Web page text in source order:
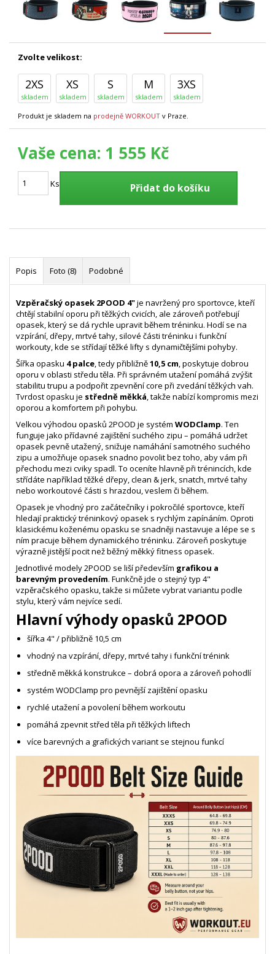
Zvolte velikost:
2XS
skladem
XS
skladem
S
skladem
M
skladem
3XS
skladem
Produkt je skladem na prodejně WORKOUT v Praze.
Vaše cena: 1 555 Kč
Ks Přidat do košíku
Popis Foto (8) Podobné
Vzpěračský opasek 2POOD 4"je navržený pro sportovce, kteří
chtějí stabilní oporu při těžkých cvicích, ale zároveň potřebují
opasek, který se dá rychle upravit během tréninku. Hodí se na
vzpírání, dřepy, mrtvé tahy, silové části tréninku i funkční
workouty, kde se střídají těžké lifty s dynamičtějšími pohyby.
Šířka opasku 4 palce, tedy přibližně10,5 cm, poskytuje dobrou
oporu v oblasti středu těla. Při správném utažení pomáhá zvýšit
stabilitu trupu a podpořit zpevnění core při zvedání těžkých vah.
Tvrdost opasku je středně měkká, takže nabízí kompromis mezi
oporou a komfortem při pohybu.
Velkou výhodou opasků 2POOD je systém WODClamp. Ten
funguje jako přídavné zajištění suchého zipu – pomáhá udržet
opasek pevně utažený, snižuje namáhání samotného suchého
zipu a umožňuje opasek snadno povolit bez toho, aby vám při
přechodu mezi cviky spadl. To oceníte hlavně při trénincích, kde
střídáte například těžké dřepy, clean & jerk, snatch, mrtvé tahy
nebo workoutové části s hrazdou, veslem či během.
Opasek je vhodný pro začátečníky i pokročilé sportovce, kteří
hledají praktický tréninkový opasek s rychlým zapínáním. Oproti
klasickému koženému opasku se snadněji nastavuje a lépe se s
ním pracuje během dynamického tréninku. Zároveň poskytuje
výrazně jistější pocit než běžný měkký fitness opasek.
Jednotlivé modely 2POOD se liší především grafikou a
barevným provedením. Funkčně jde o stejný typ 4"
vzpěračského opasku, takže si můžete vybrat variantu podle
stylu, který vám nejvíce sedí.
Hlavní výhody opasků 2POOD
šířka 4" / přibližně 10,5 cm
vhodný na vzpírání, dřepy, mrtvé tahy i funkční trénink
středně měkká konstrukce – dobrá opora a zároveň pohodlí
systém WODClamp pro pevnější zajištění opasku
rychlé utažení a povolení během workoutu
pomáhá zpevnit střed těla při těžkých liftech
více barevných a grafických variant se stejnou funkcí